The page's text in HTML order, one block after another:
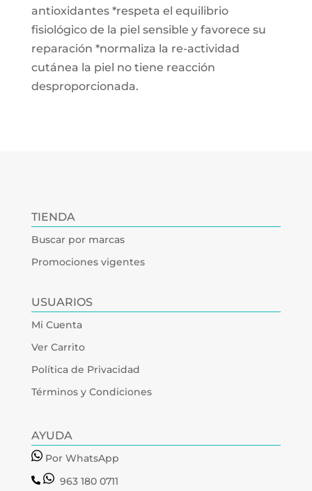
antioxidantes *respeta el equilibrio
fisiológico de la piel sensible y favorece su
reparación *normaliza la re-actividad
cutánea la piel no tiene reacción
desproporcionada.
TIENDA
Buscar por marcas
Promociones vigentes
USUARIOS
Mi Cuenta
Ver Carrito
Política de Privacidad
Términos y Condiciones
AYUDA
Por WhatsApp
963 180 0711